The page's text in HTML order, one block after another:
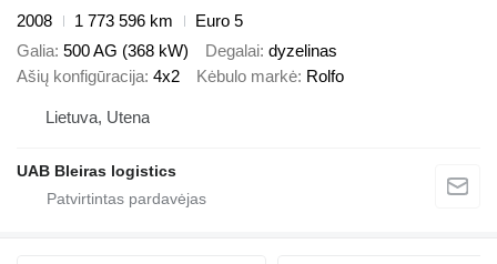
2008
1 773 596 km
Euro 5
Galia 500 AG (368 kW) Degalai dyzelinas
Ašių konfigūracija 4x2 Kėbulo markė Rolfo
Lietuva, Utena
UAB Bleiras logistics